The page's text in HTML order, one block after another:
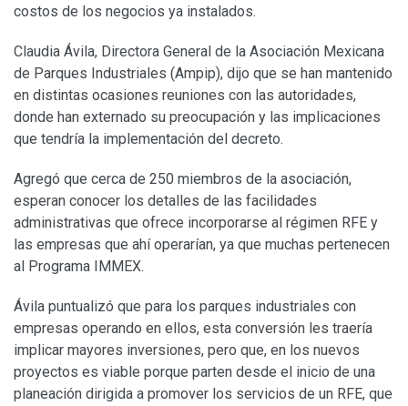
costos de los negocios ya instalados.
Claudia Ávila, Directora General de la Asociación Mexicana
de Parques Industriales (Ampip), dijo que se han mantenido
en distintas ocasiones reuniones con las autoridades,
donde han externado su preocupación y las implicaciones
que tendría la implementación del decreto.
Agregó que cerca de 250 miembros de la asociación,
esperan conocer los detalles de las facilidades
administrativas que ofrece incorporarse al régimen RFE y
las empresas que ahí operarían, ya que muchas pertenecen
al Programa IMMEX.
Ávila puntualizó que para los parques industriales con
empresas operando en ellos, esta conversión les traería
implicar mayores inversiones, pero que, en los nuevos
proyectos es viable porque parten desde el inicio de una
planeación dirigida a promover los servicios de un RFE, que